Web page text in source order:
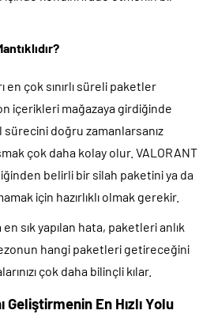
en çok sınırlı süreli paketler
içerikleri mağazaya girdiğinde
sürecini doğru zamanlarsanız
çok daha kolay olur. VALORANT
belirli bir silah paketini ya da
için hazırlıklı olmak gerekir.
sık yapılan hata, paketleri anlık
hangi paketleri getireceğini
çok daha bilinçli kılar.
Geliştirmenin En Hızlı Yolu